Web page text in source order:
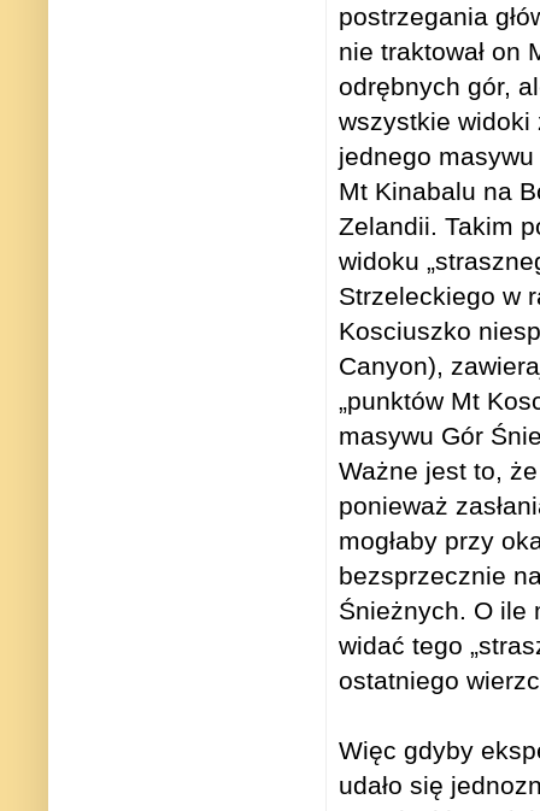
postrzegania
nie traktował on
odrębnych gór,
wszystkie widoki
jednego
Mt Kinabalu na
Zelandii. Takim
widoku
Strzeleckiego w
Kosciuszko
Canyon),
„punktów Mt
masywu Gór
Ważne jest to,
ponieważ
mogłaby przy
bezsprzecznie
Śnieżnych. O ile
widać tego
ostatniego
Więc gdyby
udało się